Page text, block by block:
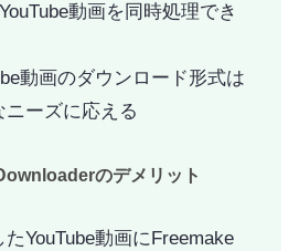
動画を同時処理でき
動画のダウンロード形式は
ーズに応える
のデメリット
YouTube動画にFreemake